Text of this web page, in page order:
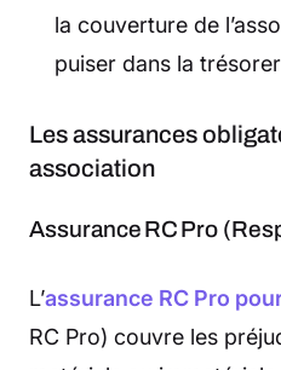
la couverture de
puiser dans la
Les assurances
association
Assurance RC Pro
L’assurance RC Pro
RC Pro) couvre les